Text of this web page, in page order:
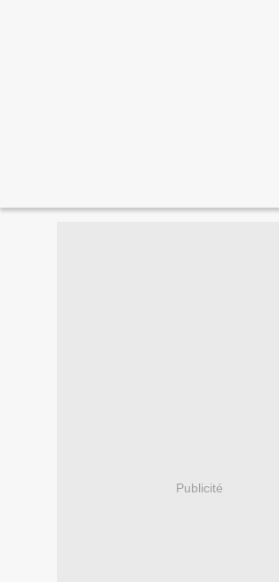
Publicité